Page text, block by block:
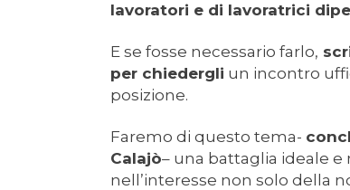
lavoratori e di lavoratrici
E se fosse necessario farlo,
per chiedergli un incontro
posizione.
Faremo di questo tema-
Calajò– una battaglia ideale e
nell’interesse non solo della